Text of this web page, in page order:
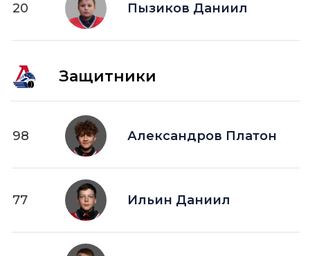
20 Пызиков Даниил
Защитники
98 Александров Платон
77 Ильин Даниил